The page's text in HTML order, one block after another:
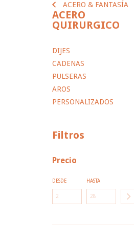
ACERO & FANTASÍA
ACERO
QUIRURGICO
DIJES
CADENAS
PULSERAS
AROS
PERSONALIZADOS
Filtros
Precio
DESDE HASTA